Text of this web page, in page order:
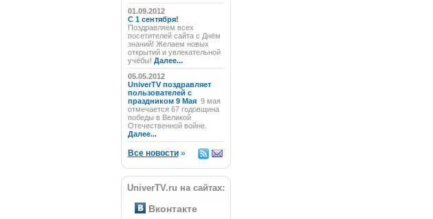
01.09.2012
C 1 сентября!
Поздравляем всех
посетителей сайта с Днём
знаний! Желаем новых
открытий и увлекательной
учёбы! Далее...
05.05.2012
UniverTV поздравляет
пользователей с
праздником 9 Мая 9 мая
отмечается 67 годовщина
победы в Великой
Отечественной войне.
Далее...
Все новости»
UniverTV.ru на сайтах:
Вконтакте